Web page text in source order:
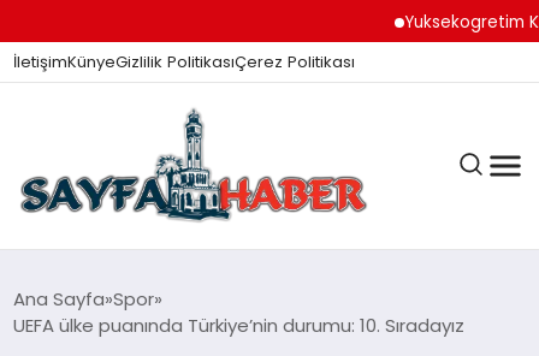
Yuksekogretim
İletişimKünyeGizlilik PolitikasıÇerez Politikası
ANA SAYFA
Ana Sayfa Spor
UEFA ülke puanında Türkiye’nin durumu: 10. Sıradayız